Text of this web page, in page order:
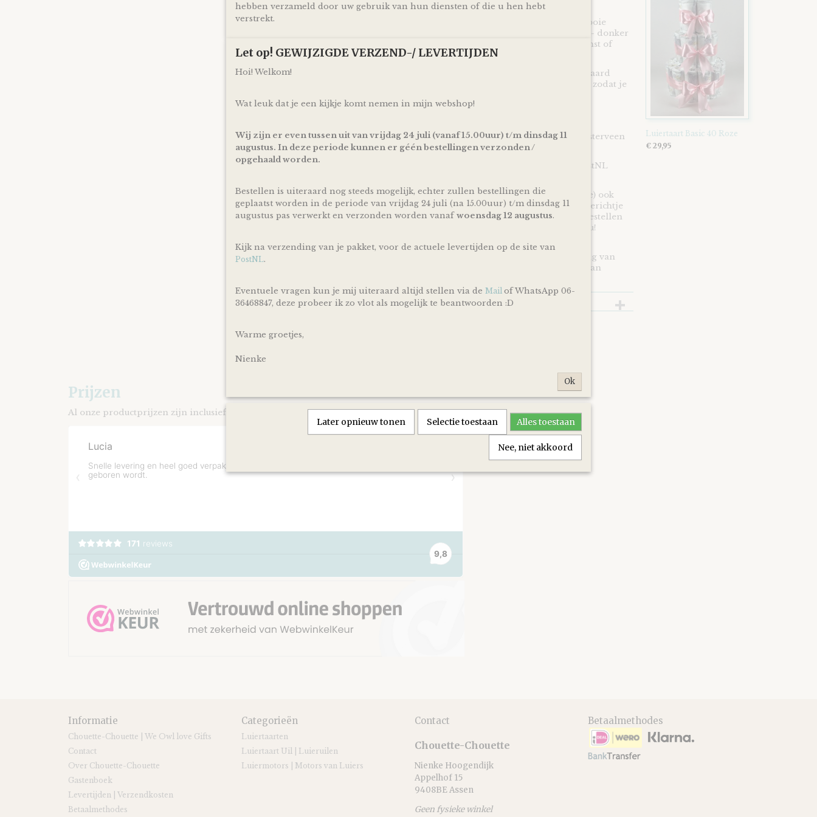
geboorte! Ontzettend handig om te krijgen en leuk om te geven!
Door de combinatie van aqua blauw gekleurde monddoekjes en mooie
donker grijs gekleurde linten is deze Luiertaart Olifant Aqua blauw - donker
Grijs volgens traditie ideaal geschikt om cadeau te geven bij de komst of
geboorte van een jongen
De luiertaart wordt op een kartonnen onderplaat geplaatst en uiteraard
netjes als cadeau verpakt door middel van doorzichtig folie en lint, zodat je
Je kunt je bestelling dagelijks,op afspraak, komen ophalen in Kloosterveen
Assen.
Of je laat je bestelling
binnen Nederland verzenden* via PostNL
Uiteraard is rechtstreeks verzending naar de kersverse ouders (to be) ook
mogelijk! En voor de persoonlijke touch kan je een eigen wens of berichtje
aan de ouders (to be) achterlaten in het opmerkingen veld bij het bestellen
en zorg ik ervoor dat er een kaartje toegevoegd wordt aan je cadeau!
*Producten, op voorraad, worden binnen 1-4 werkdagen door ons
verzonden! De dag van levering is afhankelijk van de dienstregeling van
PostNL. Kijk voor de actuele levertijden en dagen altijd op de site van
Reacties
Luiertaart Basic 40 Roze
€ 29,95
Prijzen
Al onze productprijzen zijn inclusief BTW.
Informatie
Chouette-Chouette | We Owl love Gifts
Contact
Over Chouette-Chouette
Gastenboek
Levertijden | Verzendkosten
Betaalmethodes
Categorieën
Luiertaarten
Luiertaart Uil | Luieruilen
Luiermotors | Motors van Luiers
Contact
Chouette-Chouette
Nienke Hoogendijk
Appelhof 15
9408BE Assen
Geen fysieke winkel
Betaalmethodes
hebben verzameld door uw gebruik van hun diensten of die u hen hebt
verstrekt.
Let op! GEWIJZIGDE VERZEND-/ LEVERTIJDEN
Hoi! Welkom!
Wat leuk dat je een kijkje komt nemen in mijn webshop!
Wij zijn er even tussen uit van vrijdag 24 juli (vanaf 15.00uur) t/m dinsdag 11
augustus. In deze periode kunnen er géén bestellingen verzonden /
opgehaald worden.
Bestellen is uiteraard nog steeds mogelijk, echter zullen bestellingen die
geplaatst worden in de periode van vrijdag 24 juli (na 15.00uur) t/m dinsdag 11
augustus pas verwerkt en verzonden worden vanafwoensdag 12 augustus.
Kijk na verzending van je pakket, voor de actuele levertijden op de site van
PostNL.
Eventuele vragen kun je mij uiteraard altijd stellen via de Mail of WhatsApp 06-
36468847, deze probeer ik zo vlot als mogelijk te beantwoorden :D
Warme groetjes,
Nienke
Ok
Later opnieuw tonen Selectie toestaan Alles toestaan
Nee, niet akkoord